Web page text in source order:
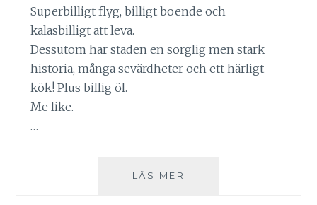
Superbilligt flyg, billigt boende och
kalasbilligt att leva.
Dessutom har staden en sorglig men stark
historia, många sevärdheter och ett härligt
kök! Plus billig öl.
Me like.
…
LÄS MER